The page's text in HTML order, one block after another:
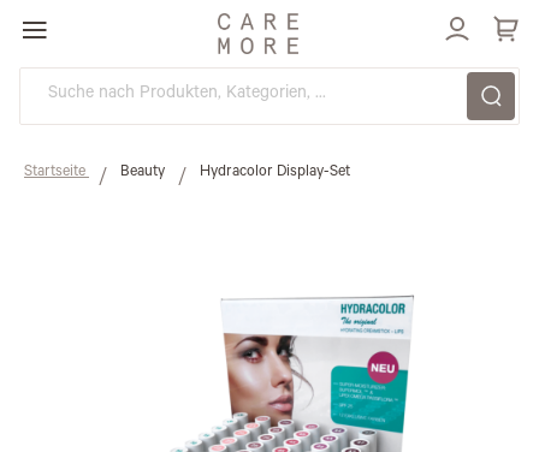
Direkt
zum
Inhalt
Startseite Beauty Hydracolor Display-Set